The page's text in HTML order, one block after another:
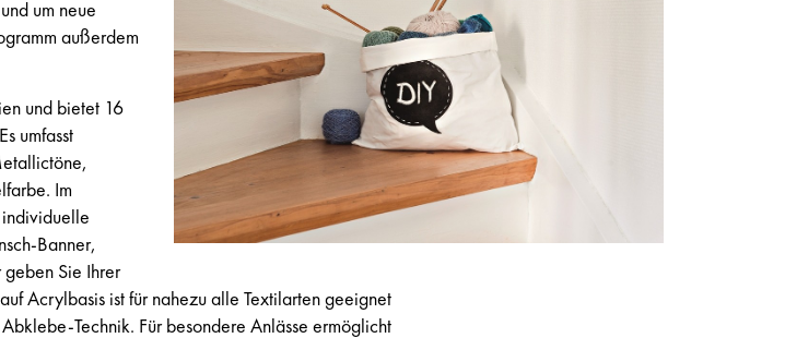
um neue
außerdem
und bietet 16
umfasst
Im
individuelle
Banner,
Sie Ihrer
Acrylbasis ist für nahezu alle Textilarten geeignet
Technik. Für besondere Anlässe ermöglicht